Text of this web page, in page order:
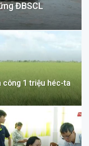
ĐBSCL
công 1 triệu héc-ta